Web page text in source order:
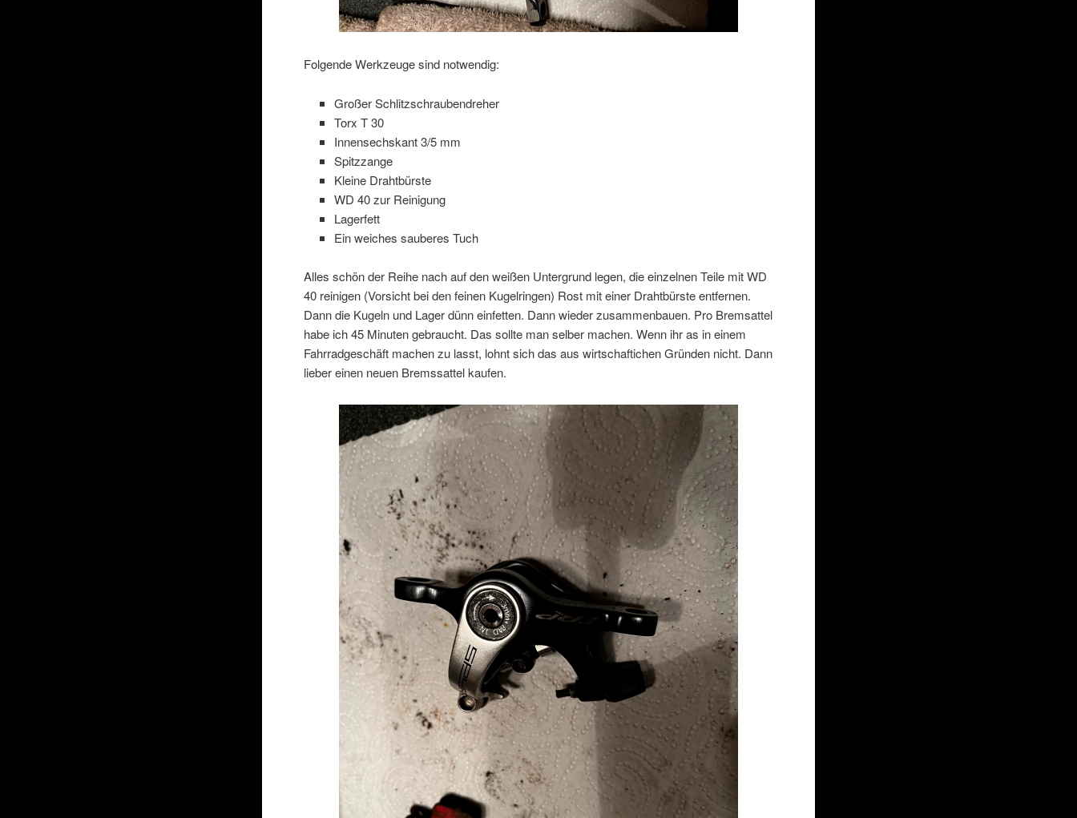
Folgende Werkzeuge sind notwendig:
Großer Schlitzschraubendreher
Torx T 30
Innensechskant 3/5 mm
Spitzzange
Kleine Drahtbürste
WD 40 zur Reinigung
Lagerfett
Ein weiches sauberes Tuch
Alles schön der Reihe nach auf den weißen Untergrund legen, die einzelnen Teile mit WD
40 reinigen (Vorsicht bei den feinen Kugelringen) Rost mit einer Drahtbürste entfernen.
Dann die Kugeln und Lager dünn einfetten. Dann wieder zusammenbauen. Pro Bremsattel
habe ich 45 Minuten gebraucht. Das sollte man selber machen. Wenn ihr as in einem
Fahrradgeschäft machen zu lasst, lohnt sich das aus wirtschaftichen Gründen nicht. Dann
lieber einen neuen Bremssattel kaufen.